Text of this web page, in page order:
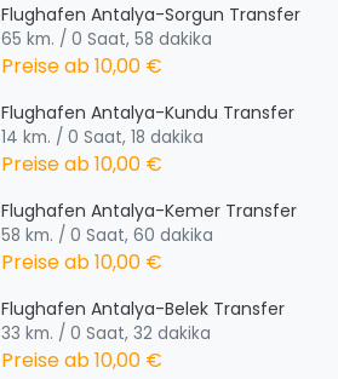
Flughafen Antalya-Sorgun Transfer
65 km. / 0 Saat, 58 dakika
Preise ab10,00 €
Flughafen Antalya-Kundu Transfer
14 km. / 0 Saat, 18 dakika
Preise ab10,00 €
Flughafen Antalya-Kemer Transfer
58 km. / 0 Saat, 60 dakika
Preise ab10,00 €
Flughafen Antalya-Belek Transfer
33 km. / 0 Saat, 32 dakika
Preise ab10,00 €